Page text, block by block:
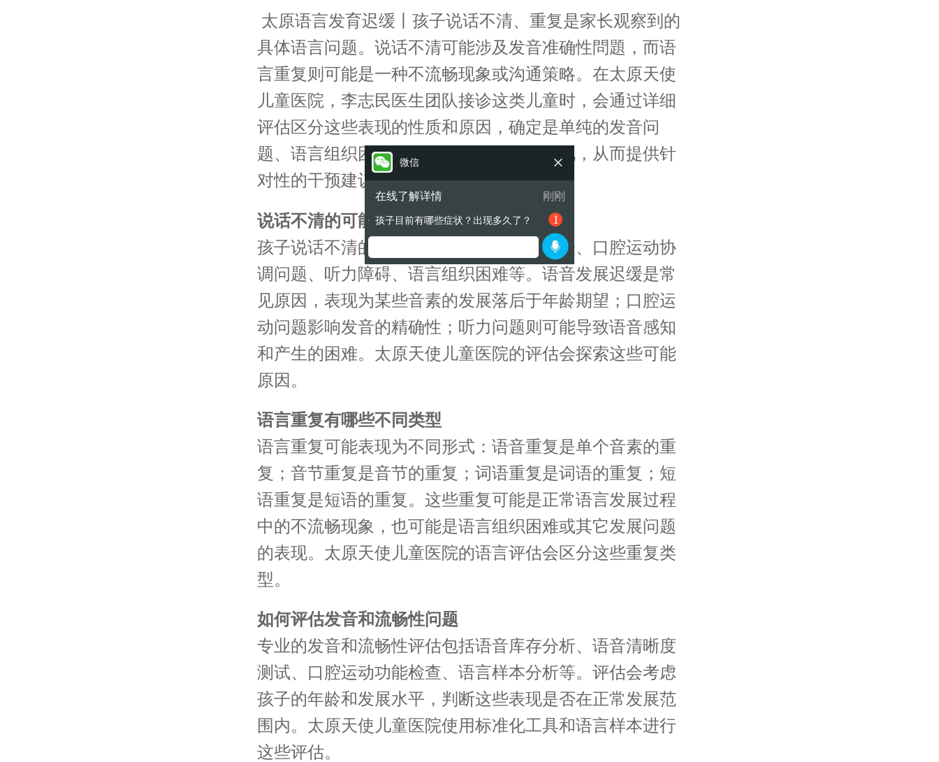
太原语言发育迟缓丨孩子说话不清、重复是家长观察到的
具体语言问题。说话不清可能涉及发音准确性問題，而语
言重复则可能是一种不流畅现象或沟通策略。在太原天使
儿童医院，李志民医生团队接诊这类儿童时，会通过详细
评估区分这些表现的性质和原因，确定是单纯的发音问
题、语言组织困难还是其他发展问题的表现，从而提供针
对性的干预建议。
说话不清的可能原因有哪些
孩子说话不清的可能原因包括语音发展迟缓、口腔运动协
调问题、听力障碍、语言组织困难等。语音发展迟缓是常
见原因，表现为某些音素的发展落后于年龄期望；口腔运
动问题影响发音的精确性；听力问题则可能导致语音感知
和产生的困难。太原天使儿童医院的评估会探索这些可能
原因。
语言重复有哪些不同类型
语言重复可能表现为不同形式：语音重复是单个音素的重
复；音节重复是音节的重复；词语重复是词语的重复；短
语重复是短语的重复。这些重复可能是正常语言发展过程
中的不流畅现象，也可能是语言组织困难或其它发展问题
的表现。太原天使儿童医院的语言评估会区分这些重复类
型。
如何评估发音和流畅性问题
专业的发音和流畅性评估包括语音库存分析、语音清晰度
测试、口腔运动功能检查、语言样本分析等。评估会考虑
孩子的年龄和发展水平，判断这些表现是否在正常发展范
围内。太原天使儿童医院使用标准化工具和语言样本进行
这些评估。
微信 ×
在线了解详情 刚刚
● 孩子目前有哪些症状？出现多久了？ 1